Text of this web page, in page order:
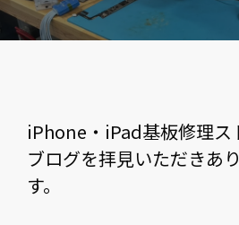
iPhone・iPad基板修理ス
ブログを拝見いただきあ
す。